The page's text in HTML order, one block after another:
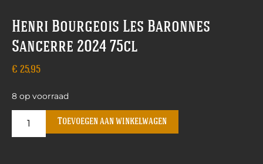
Henri Bourgeois Les Baronnes
Sancerre 2024 75cl
€ 25,95
8 op voorraad
Toevoegen aan winkelwagen